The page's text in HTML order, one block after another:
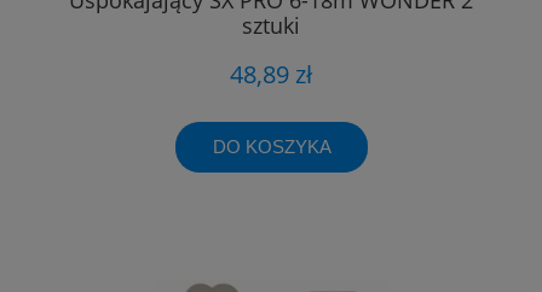
sztuki
48,89 zł
DO KOSZYKA